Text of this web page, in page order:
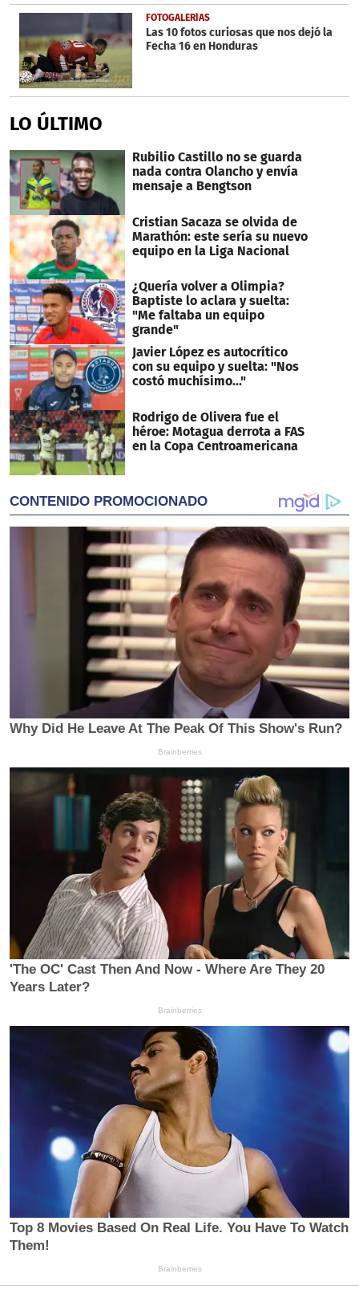
FOTOGALERÍAS
Las 10 fotos curiosas que nos dejó la
Fecha 16 en Honduras
LO ÚLTIMO
Rubilio Castillo no se guarda
nada contra Olancho y envía
mensaje a Bengtson
Cristian Sacaza se olvida de
Marathón: este sería su nuevo
equipo en la Liga Nacional
¿Quería volver a Olimpia?
Baptiste lo aclara y suelta:
"Me faltaba un equipo
grande"
Javier López es autocrítico
con su equipo y suelta: "Nos
costó muchísimo..."
Rodrigo de Olivera fue el
héroe: Motagua derrota a FAS
en la Copa Centroamericana